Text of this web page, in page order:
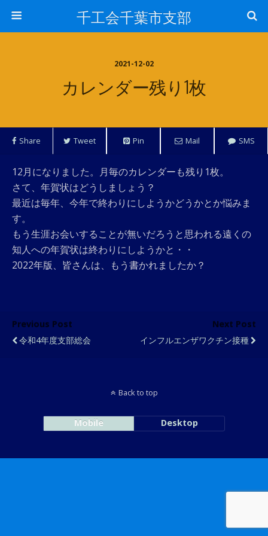
千工会千葉市支部
2021-12-02
カレンダー残り1枚
Share Tweet Pin Mail SMS
12月になりました。月毎のカレンダーも残り1枚。
さて、年賀状はどうしましょう？
最近は毎年、今年で終わりにしようかどうかとか悩みま
す。
もう生涯お会いすることが無いだろうと思われる遠くの
知人への年賀状は終わりにしようかと・・
2022年版、皆さんは、もう書かれましたか？
Previous Post
令和4年度支部総会
Next Post
インフルエンザワクチン接種
Back to top
Mobile Desktop